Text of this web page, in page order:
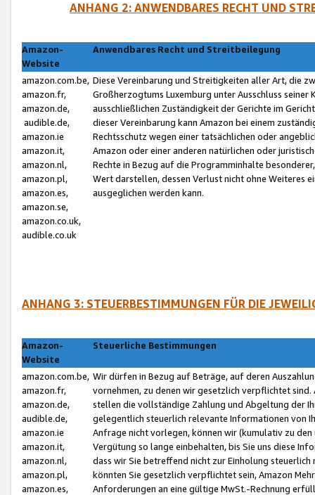
ANHANG 2: ANWENDBARES RECHT UND
Amazon-
Website
Anwendbares Recht und Streitbeilegung
amazon.com.be,
amazon.fr,
amazon.de,
audible.de,
amazon.ie
amazon.it,
amazon.nl,
amazon.pl,
amazon.es,
amazon.se,
amazon.co.uk,
audible.co.uk
Diese Vereinbarung und Streitigkeiten aller Art, die
Großherzogtums Luxemburg unter Ausschluss
ausschließlichen Zuständigkeit der Gerichte im
dieser Vereinbarung kann Amazon bei einem
Rechtsschutz wegen einer tatsächlichen oder
Amazon oder einer anderen natürlichen oder
Rechte in Bezug auf die Programminhalte
Wert darstellen, dessen Verlust nicht ohne Weiteres
ausgeglichen werden kann.
ANHANG 3: STEUERBESTIMMUNGEN FÜR DIE
Amazon-
Website
Steuerliche Bestimmungen
amazon.com.be,
amazon.fr,
amazon.de,
audible.de,
amazon.ie
amazon.it,
amazon.nl,
amazon.pl,
amazon.es,
Wir dürfen in Bezug auf Beträge, auf deren
vornehmen, zu denen wir gesetzlich verpflichtet
stellen die vollständige Zahlung und Abgeltung der
gelegentlich steuerlich relevante Informationen von
Anfrage nicht vorlegen, können wir (kumulativ zu
Vergütung so lange einbehalten, bis Sie uns diese
dass wir Sie betreffend nicht zur Einholung
könnten Sie gesetzlich verpflichtet sein, Amazon
Anforderungen an eine gültige MwSt.-Rechnung